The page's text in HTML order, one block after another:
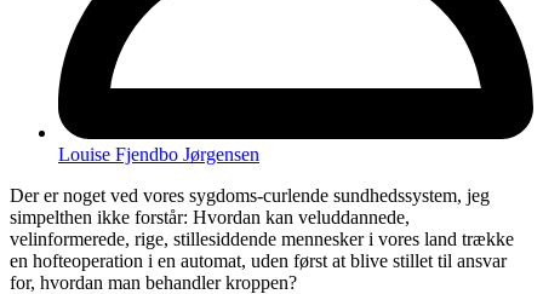
Louise Fjendbo Jørgensen
Der er noget ved vores sygdoms-curlende sundhedssystem, jeg
simpelthen ikke forstår: Hvordan kan veluddannede,
velinformerede, rige, stillesiddende mennesker i vores land trække
en hofteoperation i en automat, uden først at blive stillet til ansvar
for, hvordan man behandler kroppen?